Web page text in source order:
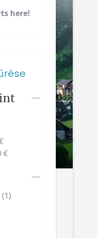
here!
€